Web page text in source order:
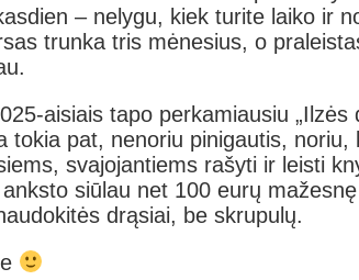
– nelygu, kiek turite laiko ir
trunka tris mėnesius, o
aisiais tapo perkamiausiu „Ilzės
tokia pat, nenoriu pinigautis, noriu,
svajojantiems rašyti ir leisti
siūlau net 100 eurų
drąsiai, be skrupulų.